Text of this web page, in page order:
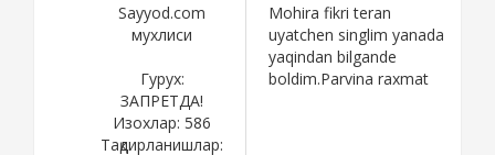
Sayyod.com
мухлиси
Гурух:
ЗАПРЕТДА!
Изохлар: 586
Тақдирланишлар:
Mohira fikri teran
uyatchen singlim yanada
yaqindan bilgande
boldim.Parvina raxmat